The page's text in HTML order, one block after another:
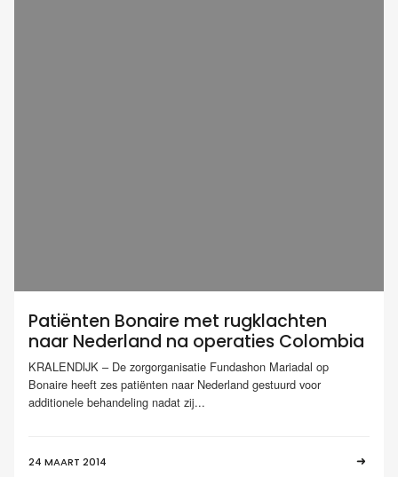
Patiënten Bonaire met rugklachten
naar Nederland na operaties Colombia
KRALENDIJK – De zorgorganisatie Fundashon Mariadal op
Bonaire heeft zes patiënten naar Nederland gestuurd voor
additionele behandeling nadat zij...
24 MAART 2014